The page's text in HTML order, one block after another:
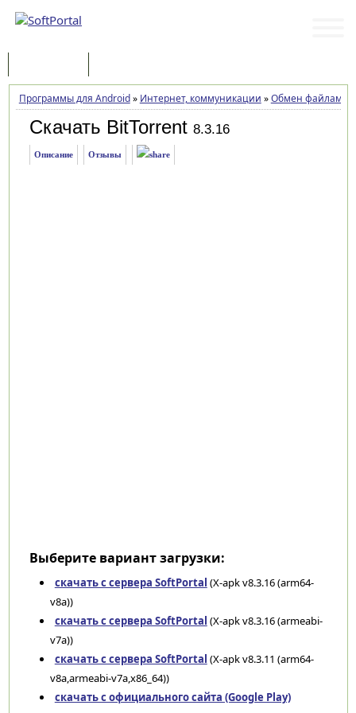
Программы для Android» Интернет, коммуникации »Обмен файлами
Скачать BitTorrent 8.3.16
Описание Отзывы
Выберите вариант загрузки:
скачать с сервера SoftPortal (X-apk v8.3.16 (arm64-
v8a))
скачать с сервера SoftPortal (X-apk v8.3.16 (armeabi-
v7a))
скачать с сервера SoftPortal (X-apk v8.3.11 (arm64-
v8a,armeabi-v7a,x86_64))
скачать с официального сайта (Google Play)